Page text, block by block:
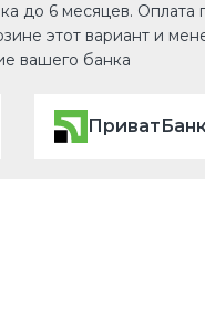
до 6 месяцев. Оплата
этот вариант и
вашего банка